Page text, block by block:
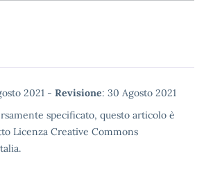
2021 - Revisione: 30 Agosto 2021
specificato, questo articolo è
Licenza Creative Commons